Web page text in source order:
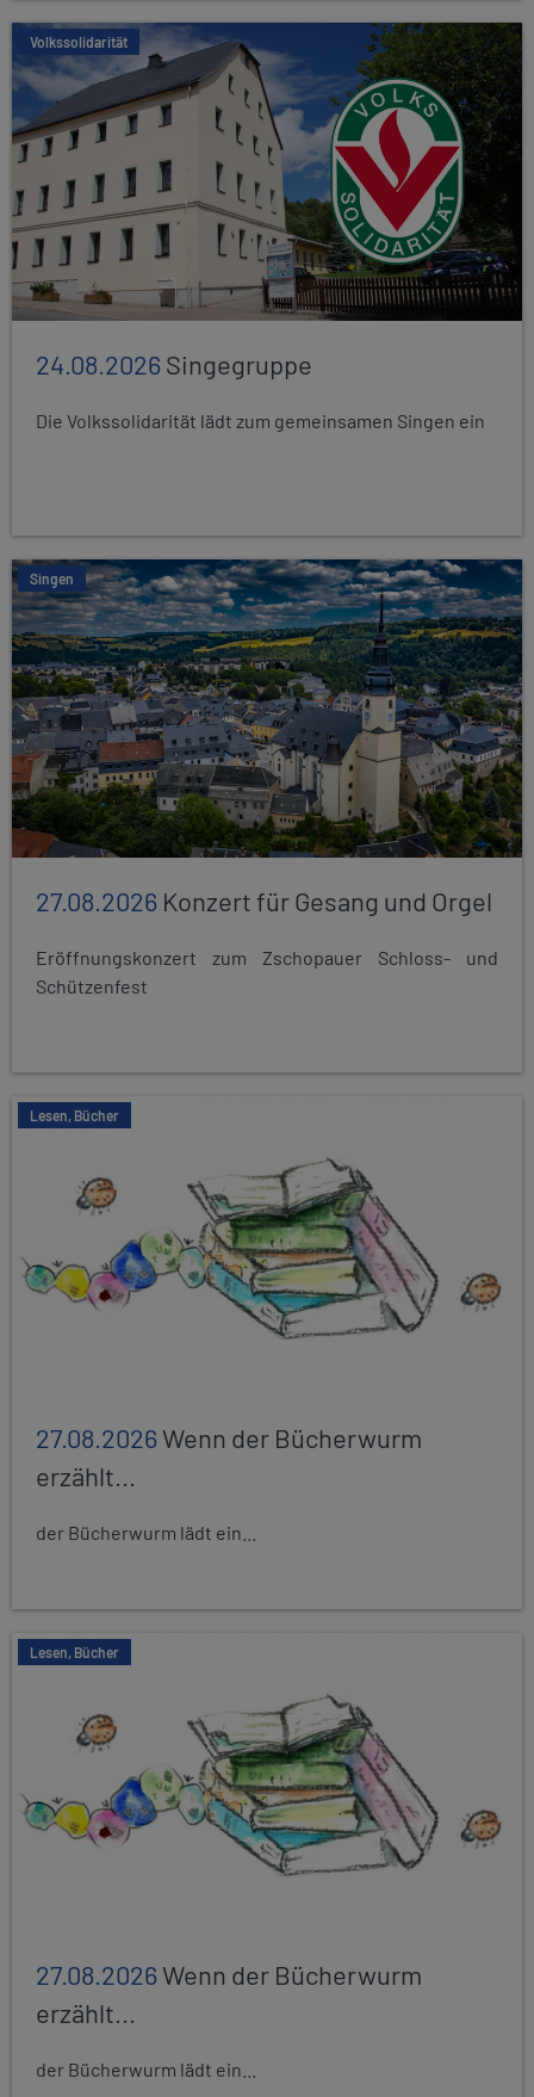
Volkssolidarität
24.08.2026Singegruppe
Die Volkssolidarität lädt zum gemeinsamen Singen ein
Singen
27.08.2026 Konzert für Gesang und Orgel
Eröffnungskonzert zum Zschopauer Schloss- und
Schützenfest
Lesen, Bücher
27.08.2026Wenn der Bücherwurm
erzählt...
der Bücherwurm lädt ein...
Lesen, Bücher
27.08.2026Wenn der Bücherwurm
erzählt...
der Bücherwurm lädt ein...